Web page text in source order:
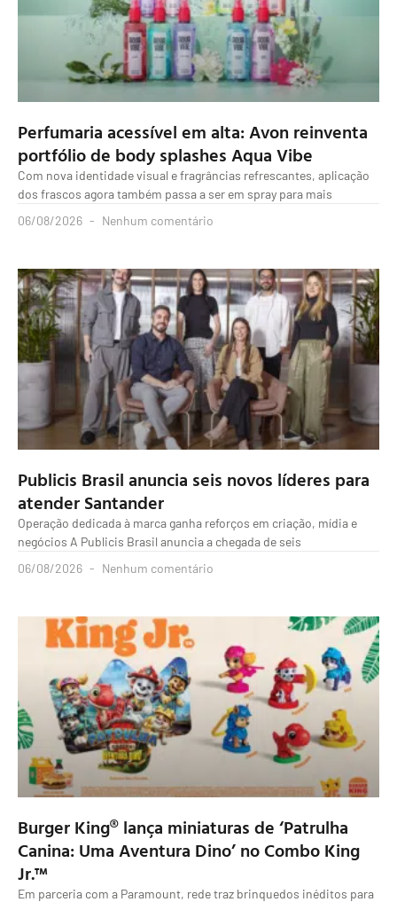
Perfumaria acessível em alta: Avon reinventa
portfólio de body splashes Aqua Vibe
Com nova identidade visual e fragrâncias refrescantes, aplicação
dos frascos agora também passa a ser em spray para mais
06/08/2026
Nenhum comentário
Publicis Brasil anuncia seis novos líderes para
atender Santander
Operação dedicada à marca ganha reforços em criação, mídia e
negócios A Publicis Brasil anuncia a chegada de seis
06/08/2026
Nenhum comentário
Burger King® lança miniaturas de ‘Patrulha
Canina: Uma Aventura Dino’ no Combo King
Jr.™
Em parceria com a Paramount, rede traz brinquedos inéditos para